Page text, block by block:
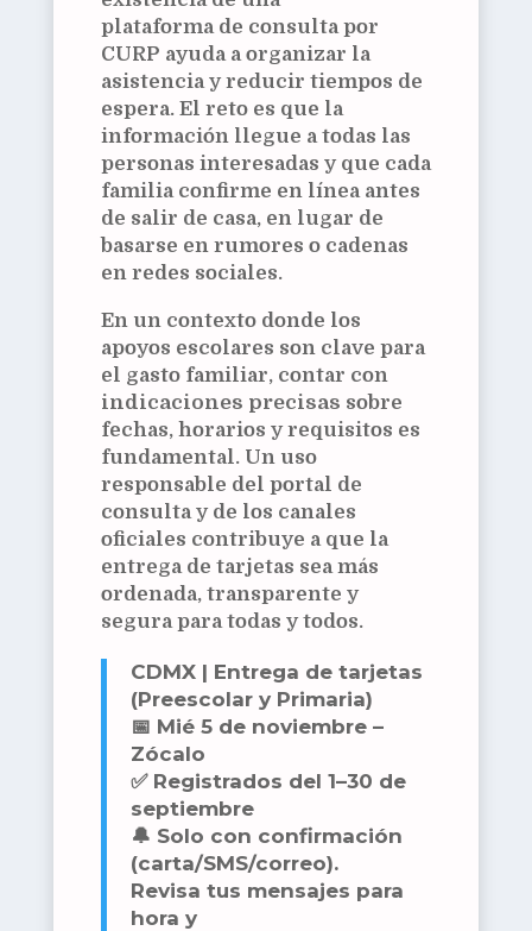
plataforma de consulta por
CURP ayuda a organizar la
asistencia y reducir tiempos de
espera. El reto es que la
información llegue a todas las
personas interesadas y que cada
familia confirme en línea antes
de salir de casa, en lugar de
basarse en rumores o cadenas
en redes sociales.
En un contexto donde los
apoyos escolares son clave para
el gasto familiar, contar con
indicaciones precisas sobre
fechas, horarios y requisitos es
fundamental. Un uso
responsable del portal de
consulta y de los canales
oficiales contribuye a que la
entrega de tarjetas sea más
ordenada, transparente y
segura para todas y todos.
CDMX | Entrega de tarjetas
(Preescolar y Primaria)
📅 Mié 5 de noviembre –
Zócalo
✅ Registrados del 1–30 de
septiembre
🔔 Solo con confirmación
(carta/SMS/correo).
Revisa tus mensajes para
hora y